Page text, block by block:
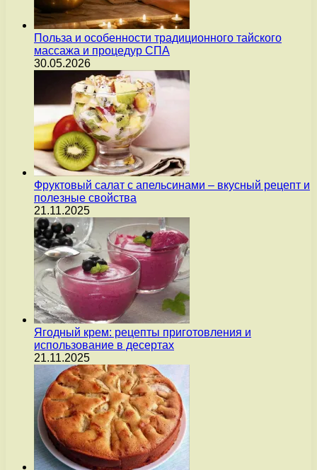
Польза и особенности традиционного тайского
массажа и процедур СПА
30.05.2026
Фруктовый салат с апельсинами – вкусный рецепт и
полезные свойства
21.11.2025
Ягодный крем: рецепты приготовления и
использование в десертах
21.11.2025